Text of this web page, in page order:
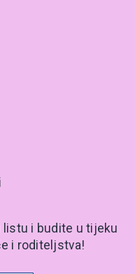
listu i budite u tijeku
i roditeljstva!